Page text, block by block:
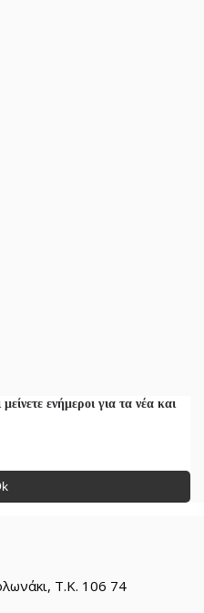
ενήμεροι για τα νέα και
Τ.Κ. 106 74